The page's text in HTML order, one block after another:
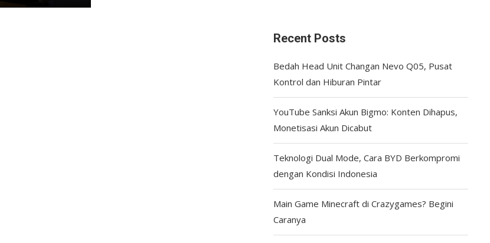
Recent Posts
Bedah Head Unit Changan Nevo Q05, Pusat
Kontrol dan Hiburan Pintar
YouTube Sanksi Akun Bigmo: Konten Dihapus,
Monetisasi Akun Dicabut
Teknologi Dual Mode, Cara BYD Berkompromi
dengan Kondisi Indonesia
Main Game Minecraft di Crazygames? Begini
Caranya